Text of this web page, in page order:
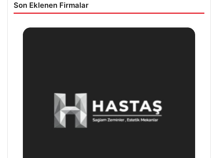
Son Eklenen Firmalar